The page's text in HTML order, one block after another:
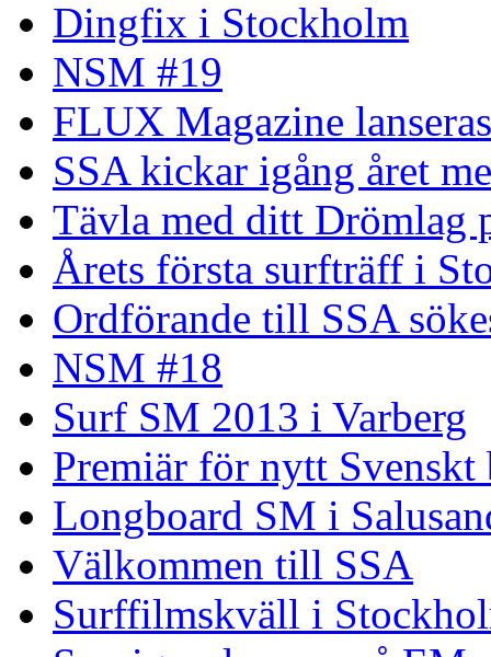
Dingfix i Stockholm
NSM #19
FLUX Magazine lanseras
SSA kickar igång året
Tävla med ditt Drömlag
Årets första surfträff i
Ordförande till SSA
NSM #18
Surf SM 2013 i Varberg
Premiär för nytt Svenskt
Longboard SM i
Välkommen till SSA
Surffilmskväll i